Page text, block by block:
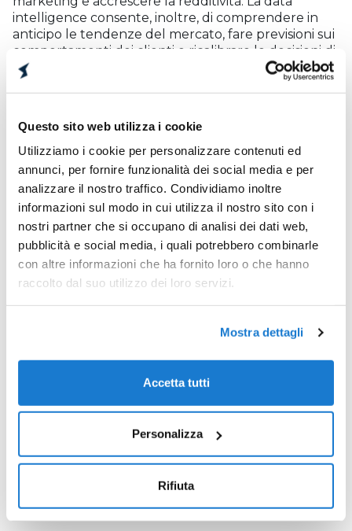
Questo sito web utilizza i cookie
Utilizziamo i cookie per personalizzare contenuti ed
annunci, per fornire funzionalità dei social media e per
analizzare il nostro traffico. Condividiamo inoltre
informazioni sul modo in cui utilizza il nostro sito con i
nostri partner che si occupano di analisi dei dati web,
pubblicità e social media, i quali potrebbero combinarle
con altre informazioni che ha fornito loro o che hanno
raccolto dal suo utilizzo dei loro servizi.
Mostra dettagli
Accetta tutti
Personalizza
Rifiuta
intelligence consente, inoltre, di comprendere in
anticipo le tendenze del mercato, fare previsioni sui
comportamenti dei clienti e ricalibrare le decisioni di
business.
SIDEA GROUP E SALESFORCE:
STRATEGIA E SOLUZIONI
Se I dati sono la chiave, lo strumento per aprirsi a
tutte queste opportunità è la piattaforma crm di
salesforce. Grazie al supporto dei consulenti di sidea
group, le aziende hanno la possibilità di fare un
salto di qualità e mettere realmente I dati, e il
cliente, al centro di tutto.
raccolta delle informazioni, di analizzarle con l’aiuto
unica e in tempo reale di tutte le performance. Così
è tutto connesso. Marketing, vendite, e-commerce,
INSIGHT CORRELATI